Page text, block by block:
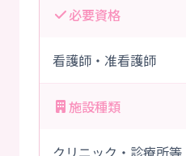
必要資格
看護師・准看護師
施設種類
クリニック・診療所等